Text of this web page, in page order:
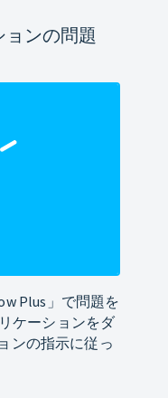
ンの問題
Plus」で問題を
ケーションをダ
ンの指示に従っ